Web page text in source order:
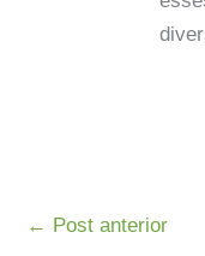
← Post anterior